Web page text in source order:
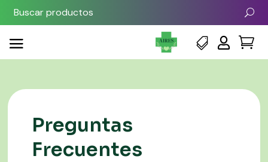
  
Preguntas
Frecuentes